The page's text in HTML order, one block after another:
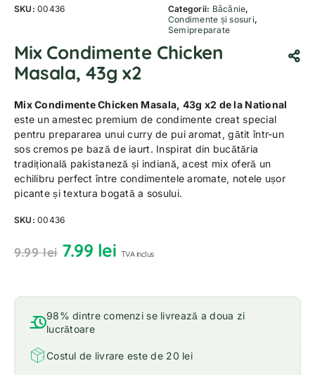
SKU:00436 Categorii: Băcănie,
Condimente și sosuri,
Semipreparate
Mix Condimente Chicken
Masala, 43g x2
Mix Condimente Chicken Masala, 43g x2 de la National
este un amestec premium de condimente creat special
pentru prepararea unui curry de pui aromat, gătit într-un
sos cremos pe bază de iaurt. Inspirat din bucătăria
tradițională pakistaneză și indiană, acest mix oferă un
echilibru perfect între condimentele aromate, notele ușor
picante și textura bogată a sosului.
SKU:00436
9.99lei 7.99 lei TVA inclus
98% dintre comenzi se livrează a doua zi
lucrătoare
Costul de livrare este de 20 lei